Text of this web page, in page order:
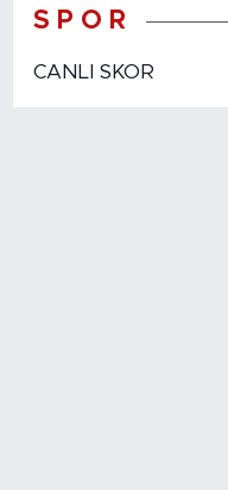
S P O R
CANLI SKOR